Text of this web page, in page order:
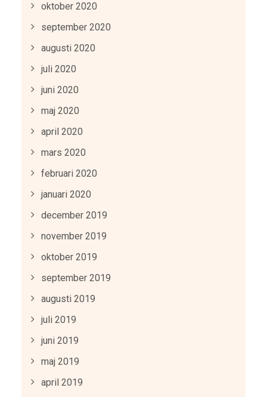
oktober 2020
september 2020
augusti 2020
juli 2020
juni 2020
maj 2020
april 2020
mars 2020
februari 2020
januari 2020
december 2019
november 2019
oktober 2019
september 2019
augusti 2019
juli 2019
juni 2019
maj 2019
april 2019